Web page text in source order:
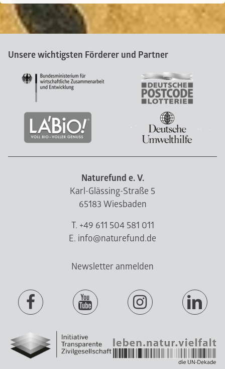
Unsere wichtigsten Förderer und Partner
Naturefund e. V.
Karl-Glässing-Straße 5
65183 Wiesbaden
T. +49 611 504 581 011
E. info@naturefund.de
Newsletter anmelden